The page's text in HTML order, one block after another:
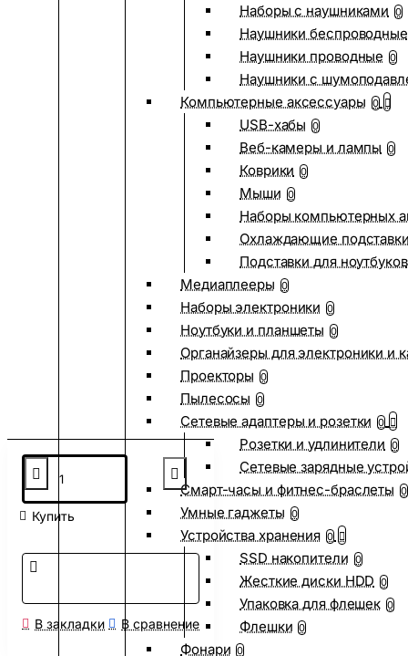
Наборы с наушниками 0
Наушники беспроводные
Наушники проводные 0
Наушники с
Компьютерные аксессуары 0
USB-хабы 0
Веб-камеры и лампы 0
Коврики 0
Мыши 0
Наборы компьютерных
Охлаждающие
Подставки для ноутбуков
Медиаплееры 0
Наборы электроники 0
Ноутбуки и планшеты 0
Органайзеры для электроники и
Проекторы 0
Пылесосы 0
Сетевые адаптеры и розетки 0
Розетки и удлинители 0
Сетевые зарядные
Смарт-часы и фитнес-браслеты 0
Умные гаджеты 0
Устройства хранения 0
SSD накопители 0
Жесткие диски HDD 0
Упаковка для флешек 0
Флешки 0
Фонари 0
Купить
В закладки В сравнение